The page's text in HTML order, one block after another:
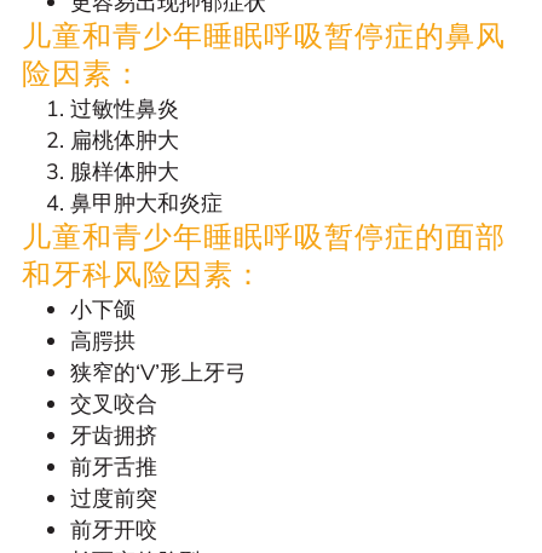
儿童和青少年睡眠呼吸暂停症的鼻风
险因素：
过敏性鼻炎
扁桃体肿大
腺样体肿大
鼻甲肿大和炎症
儿童和青少年睡眠呼吸暂停症的面部
和牙科风险因素：
小下颌
高腭拱
狭窄的‘V’形上牙弓
交叉咬合
牙齿拥挤
前牙舌推
过度前突
前牙开咬